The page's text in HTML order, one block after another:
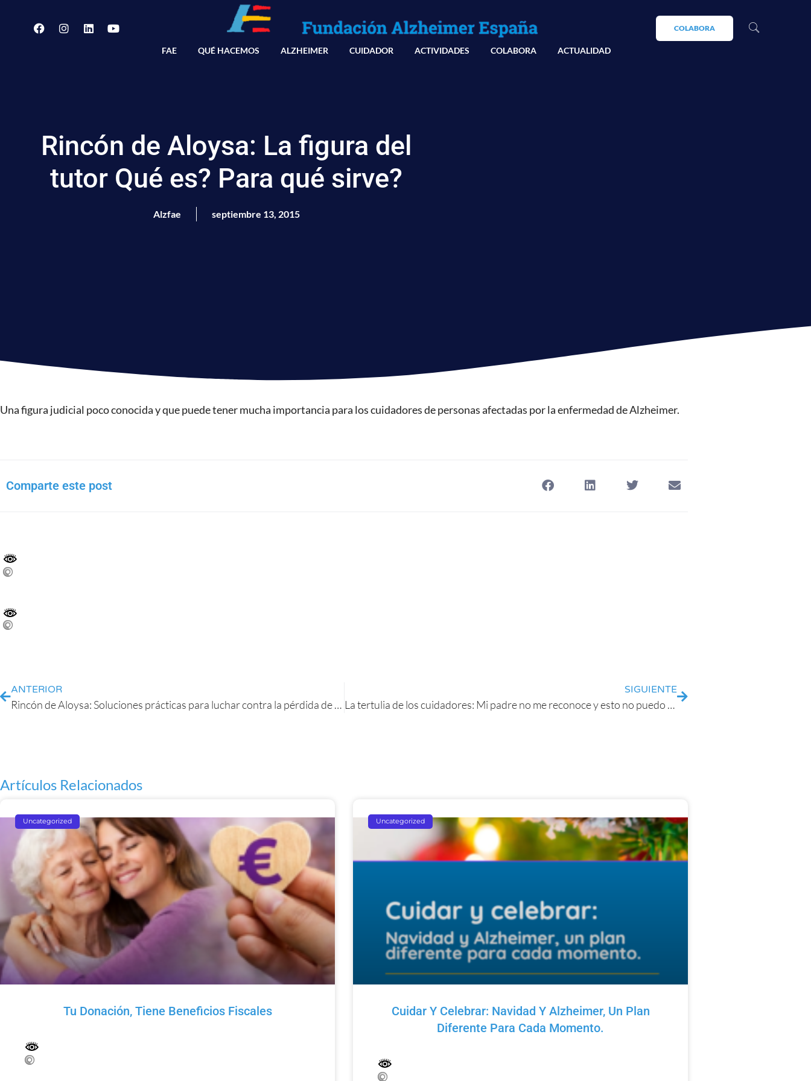
FAE QUÉ HACEMOS ALZHEIMER CUIDADOR ACTIVIDADES COLABORA ACTUALIDAD
COLABORA
Rincón de Aloysa: La figura del
tutor Qué es? Para qué sirve?
Alzfae septiembre 13, 2015
Una figura judicial poco conocida y que puede tener mucha importancia para los cuidadores de personas afectadas por la enfermedad de Alzheimer.
Comparte este post
ANTERIOR
Rincón de Aloysa: Soluciones prácticas para luchar contra la pérdida de peso
SIGUIENTE
La tertulia de los cuidadores: Mi padre no me reconoce y esto no puedo soportarlo. No sé qué hacer.
Artículos Relacionados
Uncategorized
Tu Donación, Tiene Beneficios Fiscales
Uncategorized
Cuidar Y Celebrar: Navidad Y Alzheimer, Un Plan
Diferente Para Cada Momento.